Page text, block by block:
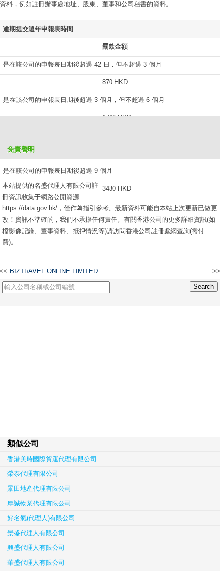
資料，例如註冊辦事處地址、股東、董事和公司秘書的資料。
逾期提交週年申報表時間
罰款金額
是在該公司的申報表日期後超過 42 日，但不超過 3 個月
870 HKD
是在該公司的申報表日期後超過 3 個月，但不超過 6 個月
1740 HKD
是在該公司的申報表日期後超過 9 個月
3480 HKD
免責聲明
本站提供的名盛代理人有限公司註
冊資訊收集于網路公開資源
https://data.gov.hk/，僅作為指引參考。最新資料可能自本站上次更新已做更
改！資訊不準確的，我們不承擔任何責任。有關香港公司的更多詳細資訊(如
檔影像記錄、董事資料、抵押情況等)請訪問香港公司註冊處網查詢(需付
費)。
<< BIZTRAVEL ONLINE LIMITED >>
類似公司
香港美時國際貨運代理有限公司
榮泰代理有限公司
景田地產代理有限公司
厚誠物業代理有限公司
好名氣(代理人)有限公司
景盛代理人有限公司
興盛代理人有限公司
華盛代理人有限公司